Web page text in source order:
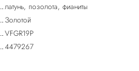
латунь, позолота, фианиты
Золотой
VFGR19P
4479267